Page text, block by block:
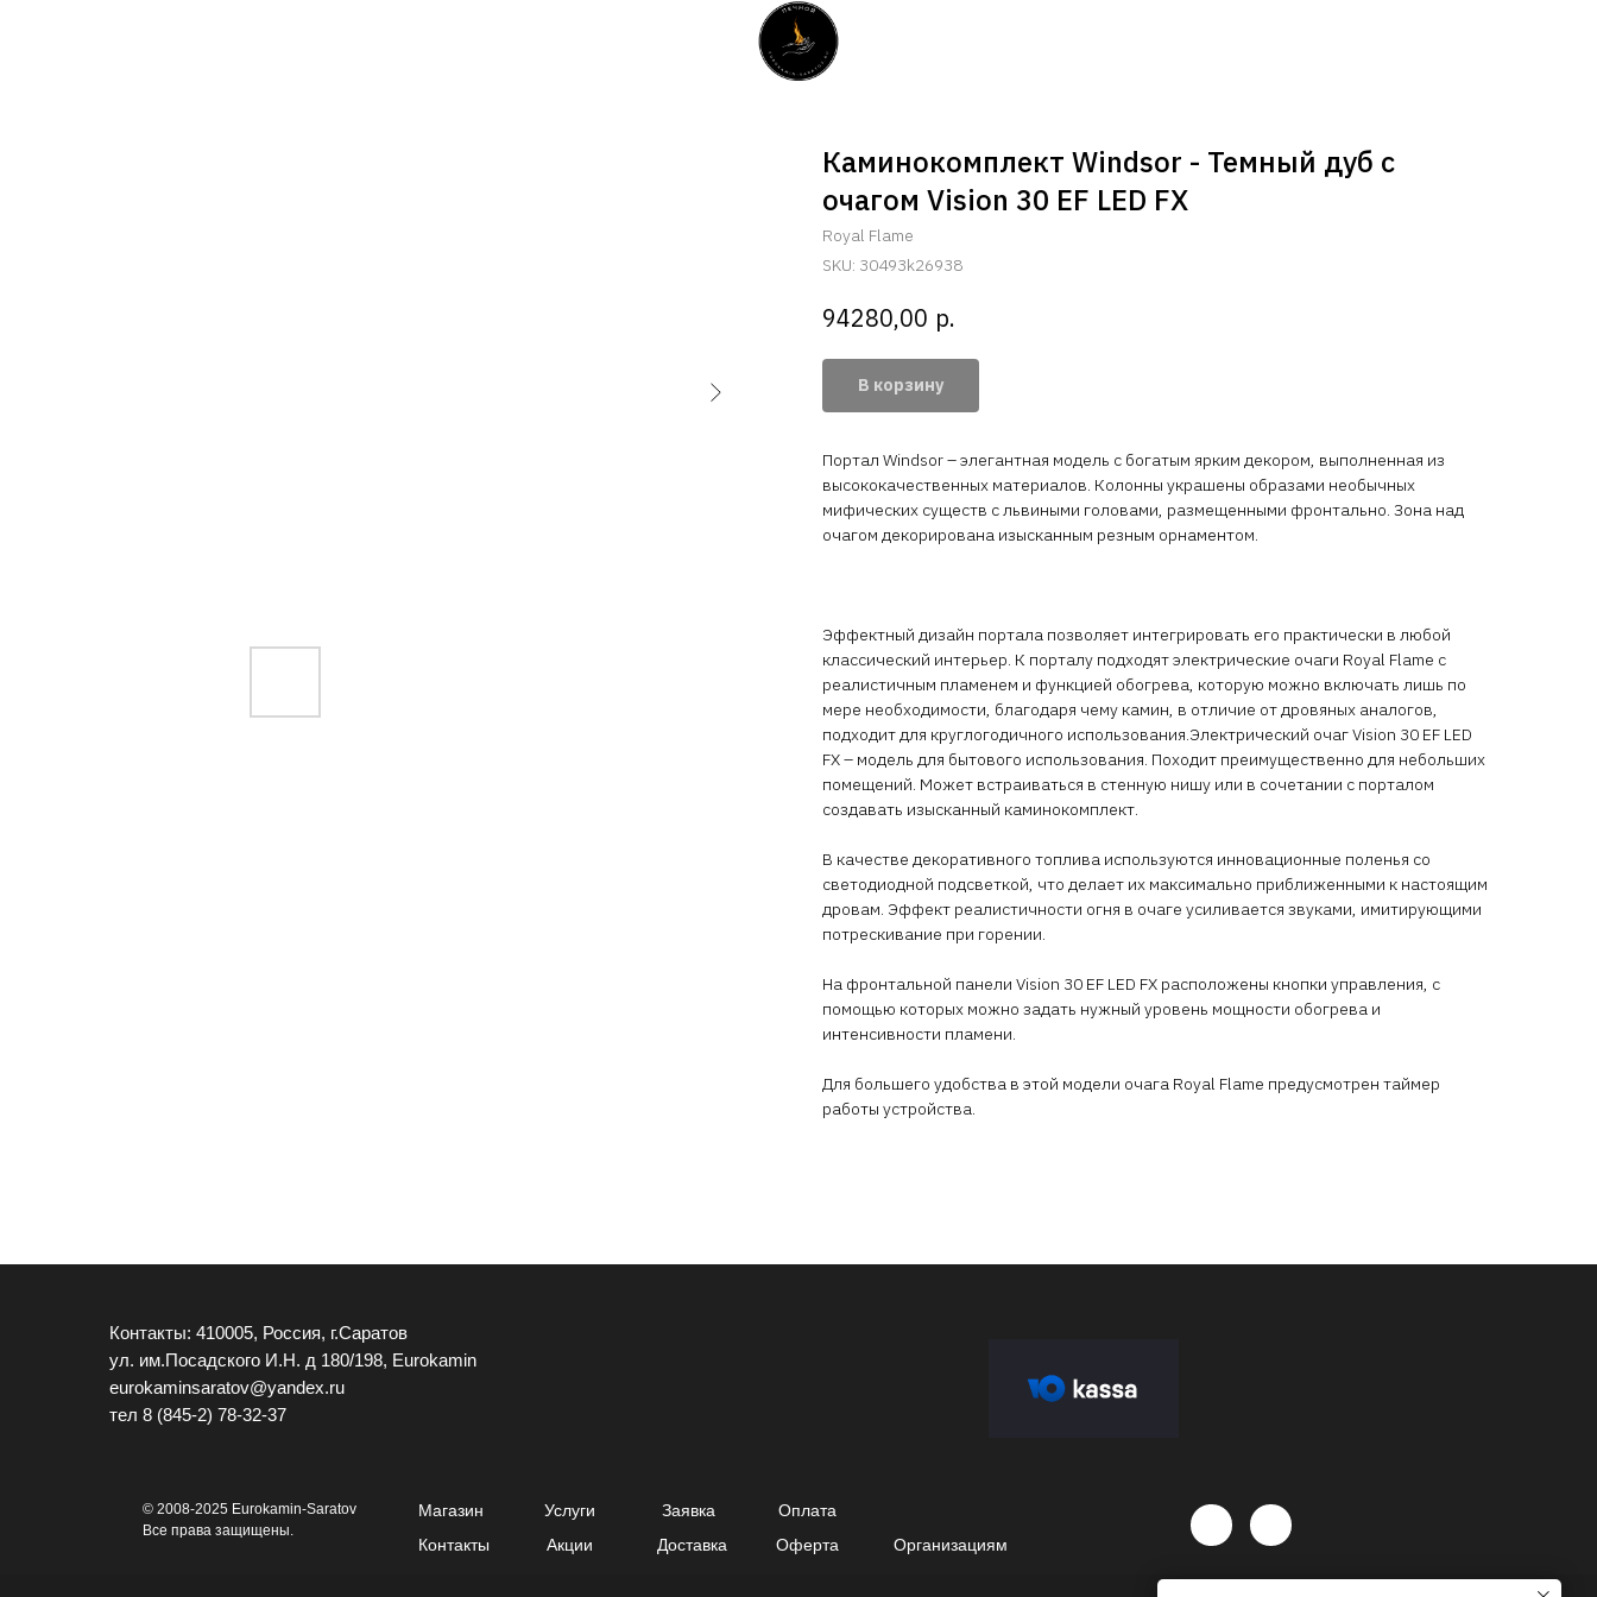
Каминокомплект Windsor - Темный дуб с
очагом Vision 30 EF LED FX
Royal Flame
SKU: 30493k26938
94280,00 р.
В корзину
Портал Windsor – элегантная модель с богатым ярким декором, выполненная из
высококачественных материалов. Колонны украшены образами необычных
мифических существ с львиными головами, размещенными фронтально. Зона над
очагом декорирована изысканным резным орнаментом.
Эффектный дизайн портала позволяет интегрировать его практически в любой
классический интерьер. К порталу подходят электрические очаги Royal Flame с
реалистичным пламенем и функцией обогрева, которую можно включать лишь по
мере необходимости, благодаря чему камин, в отличие от дровяных аналогов,
подходит для круглогодичного использования.Электрический очаг Vision 30 EF LED
FX – модель для бытового использования. Походит преимущественно для небольших
помещений. Может встраиваться в стенную нишу или в сочетании с порталом
создавать изысканный каминокомплект.
В качестве декоративного топлива используются инновационные поленья со
светодиодной подсветкой, что делает их максимально приближенными к настоящим
дровам. Эффект реалистичности огня в очаге усиливается звуками, имитирующими
потрескивание при горении.
На фронтальной панели Vision 30 EF LED FX расположены кнопки управления, с
помощью которых можно задать нужный уровень мощности обогрева и
интенсивности пламени.
Для большего удобства в этой модели очага Royal Flame предусмотрен таймер
работы устройства.
Контакты: 410005, Россия, г.Саратов
ул. им.Посадского И.Н. д 180/198, Eurokamin
eurokaminsaratov@yandex.ru
тел 8 (845-2) 78-32-37
Магазин
© 2008-2025 Eurokamin-Saratov
Все права защищены.
Услуги Заявка
Оплата
Акции
Контакты Доставка Оферта Организациям